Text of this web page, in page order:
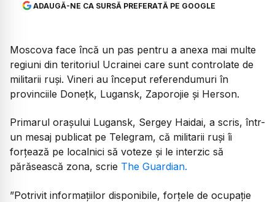
ADAUGĂ-NE CA SURSĂ PREFERATĂ PE GOOGLE
Moscova face încă un pas pentru a anexa mai multe
regiuni din teritoriul Ucrainei care sunt controlate de
militarii ruși. Vineri au început referendumuri în
provinciile Doneţk, Lugansk, Zaporojie şi Herson.
Primarul orașului Lugansk, Sergey Haidai, a scris, într-
un mesaj publicat pe Telegram, că militarii ruși îi
forțează pe localnici să voteze și le interzic să
părăsească zona, scrie The Guardian.
”Potrivit informațiilor disponibile, forțele de ocupație